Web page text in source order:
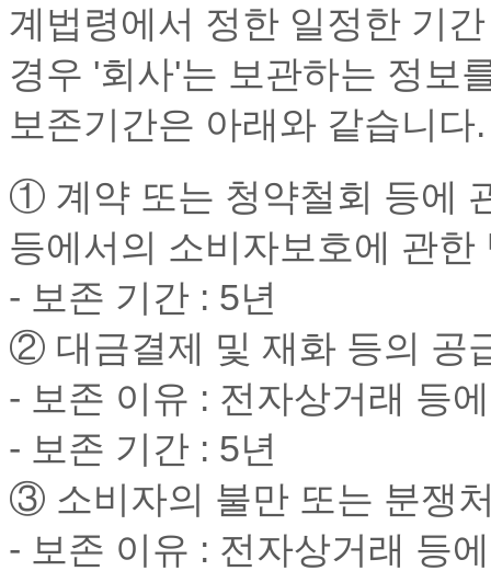
계법령에서 정한 일정한 기
경우 '회사'는 보관하는 정보
보존기간은 아래와 같습니다.
① 계약 또는 청약철회 등에
등에서의 소비자보호에 관한
- 보존 기간 : 5년
② 대금결제 및 재화 등의 공
- 보존 이유 : 전자상거래 등
- 보존 기간 : 5년
③ 소비자의 불만 또는 분쟁
- 보존 이유 : 전자상거래 등